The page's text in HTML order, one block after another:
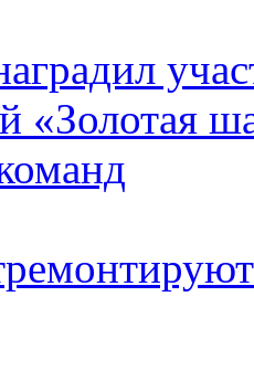
«Золотая